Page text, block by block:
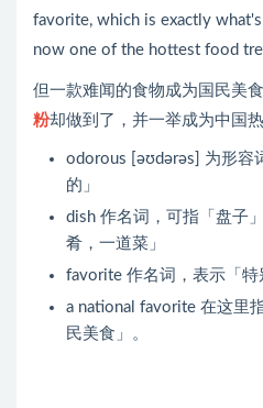
favorite, which is exactly
now one of the hottest food
但一款难闻的食物成为国民美
粉却做到了，并一举成为中国热
odorous [əʊdərəs] 为形容
的」
dish 作名词，可指「盘子
肴，一道菜」
favorite 作名词，表示「特
a national favorite 在这里
民美食」。